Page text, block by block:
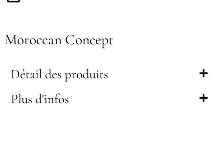
Moroccan Concept
Détail des produits
Plus d'infos